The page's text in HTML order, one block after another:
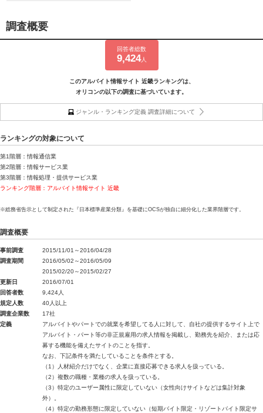
調査概要
回答者総数
9,424人
このアルバイト情報サイト 近畿ランキングは、
オリコンの以下の調査に基づいています。
ジャンル・ランキング定義 調査詳細について
ランキングの対象について
第1階層：情報通信業
第2階層：情報サービス業
第3階層：情報処理・提供サービス業
ランキング階層：アルバイト情報サイト 近畿
※総務省告示として制定された『日本標準産業分類』を基礎にOCSが独自に細分化した業界階層です。
調査概要
事前調査
2015/11/01～2016/04/28
調査期間
2016/05/02～2016/05/09
2015/02/20～2015/02/27
更新日
2016/07/01
回答者数
9,424人
規定人数
40人以上
調査企業数
17社
定義
アルバイトやパートでの就業を希望してる人に対して、自社の提供するサイト上で
アルバイト・パート等の非正規雇用の求人情報を掲載し、勤務先を紹介、または応
募する機能を備えたサイトのことを指す。
なお、下記条件を満たしていることを条件とする。
（1）人材紹介だけでなく、企業に直接応募できる求人を扱っている。
（2）複数の職種・業種の求人を扱っている。
（3）特定のユーザー属性に限定していない（女性向けサイトなどは集計対象
外）。
（4）特定の勤務形態に限定していない（短期バイト限定・リゾートバイト限定サ